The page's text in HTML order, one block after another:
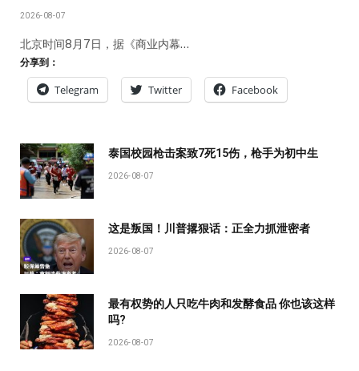
2026-08-07
北京时间8月7日，据《商业内幕…
分享到：
Telegram Twitter Facebook
泰国校园枪击案致7死15伤，枪手为初中生
2026-08-07
这是叛国！川普撂狠话：正全力抓泄密者
2026-08-07
最有权势的人只吃牛肉和发酵食品 你也该这样
吗?
2026-08-07